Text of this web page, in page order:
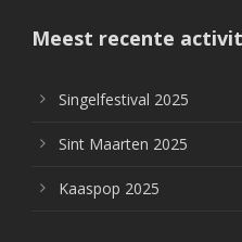
Meest recente
Singelfestival 2025
Sint Maarten 2025
Kaaspop 2025